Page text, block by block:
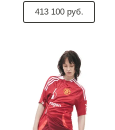
413 100 руб.